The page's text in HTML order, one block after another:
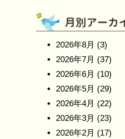
2026年8月 (3)
2026年7月 (37)
2026年6月 (10)
2026年5月 (29)
2026年4月 (22)
2026年3月 (23)
2026年2月 (17)